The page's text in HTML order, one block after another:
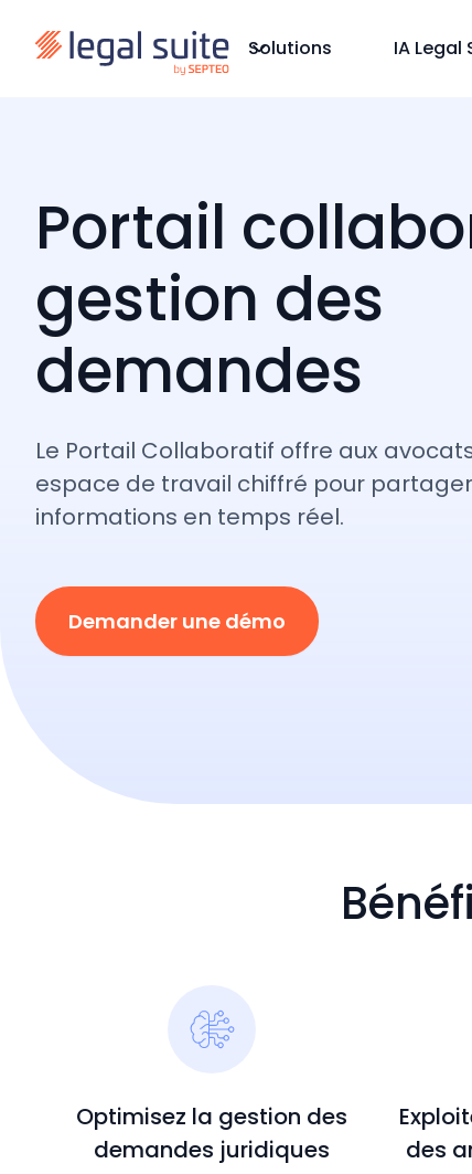
Solutions IA Legal
Portail
gestion des
demandes
Le Portail Collaboratif offre aux
espace de travail chiffré pour
informations en temps réel.
Demander une démo
Optimisez la gestion des
demandes juridiques
des